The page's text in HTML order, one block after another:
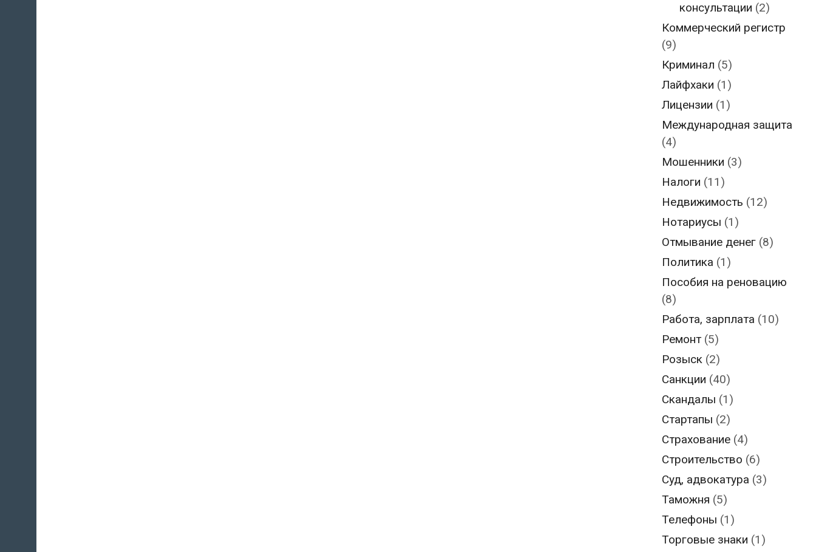
консультации (2)
Коммерческий регистр
(9)
Криминал (5)
Лайфхаки (1)
Лицензии (1)
Международная защита
(4)
Мошенники (3)
Налоги (11)
Недвижимость (12)
Нотариусы (1)
Отмывание денег (8)
Политика (1)
Пособия на реновацию
(8)
Работа, зарплата (10)
Ремонт (5)
Розыск (2)
Санкции (40)
Скандалы (1)
Стартапы (2)
Страхование (4)
Строительство (6)
Суд, адвокатура (3)
Таможня (5)
Телефоны (1)
Торговые знаки (1)